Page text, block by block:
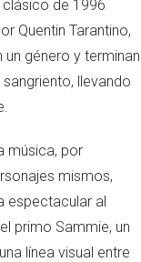
clásico de 1996
Quentin Tarantino,
género y terminan
llevando
música, por
mismos,
espectacular al
primo Sammie, un
línea visual entre